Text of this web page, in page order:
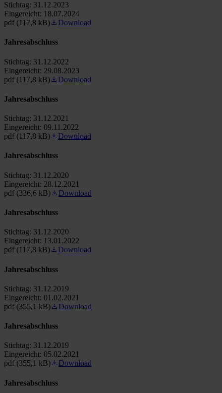
Stichtag: 31.12.2023
Eingereicht: 18.07.2024
pdf (117,8 kB)
Download
Jahresabschluss
Stichtag: 31.12.2022
Eingereicht: 29.08.2023
pdf (117,8 kB)
Download
Jahresabschluss
Stichtag: 31.12.2021
Eingereicht: 09.11.2022
pdf (117,8 kB)
Download
Jahresabschluss
Stichtag: 31.12.2020
Eingereicht: 28.12.2021
pdf (336,6 kB)
Download
Jahresabschluss
Stichtag: 31.12.2020
Eingereicht: 13.01.2022
pdf (117,8 kB)
Download
Jahresabschluss
Stichtag: 31.12.2019
Eingereicht: 01.02.2021
pdf (355,1 kB)
Download
Jahresabschluss
Stichtag: 31.12.2019
Eingereicht: 05.02.2021
pdf (355,1 kB)
Download
Jahresabschluss